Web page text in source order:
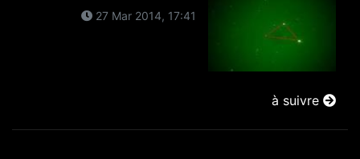
27 Mar 2014, 17:41
à suivre